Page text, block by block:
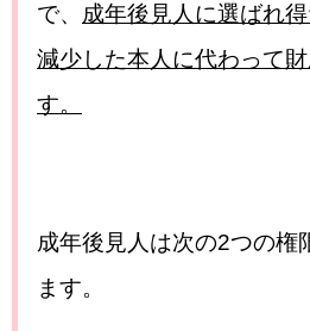
で、 成年後見人に選ばれ
減少した本人に代わって
す。
成年後見人は次の2つの権
ます。